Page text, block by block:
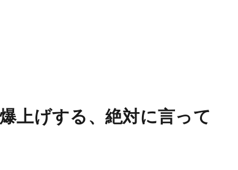
上げする、絶対に言って